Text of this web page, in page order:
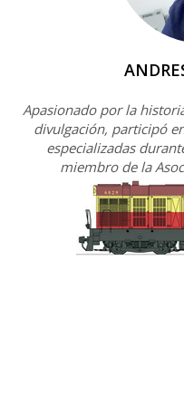
Apasionado por la
divulgación, participó
especializadas
miembro de la